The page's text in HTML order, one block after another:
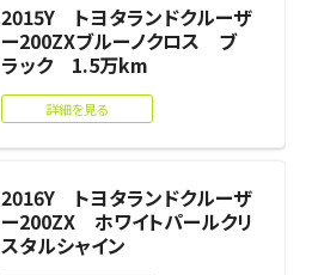
2015Y トヨタランドクルーザ
ー200ZXブルーノクロス ブ
ラック 1.5万km
詳細を見る
2016Y トヨタランドクルーザ
ー200ZX ホワイトパールクリ
スタルシャイン